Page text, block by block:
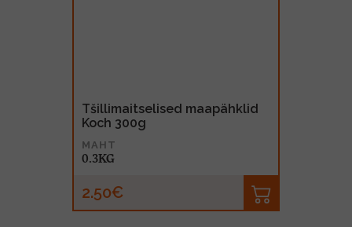
Tšillimaitselised maapähklid
Koch 300g
MAHT
0.3KG
2.50€